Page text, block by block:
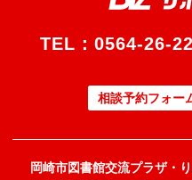
TEL： 0564-26-
相談予約フォー
岡崎市図書館交流プラザ・